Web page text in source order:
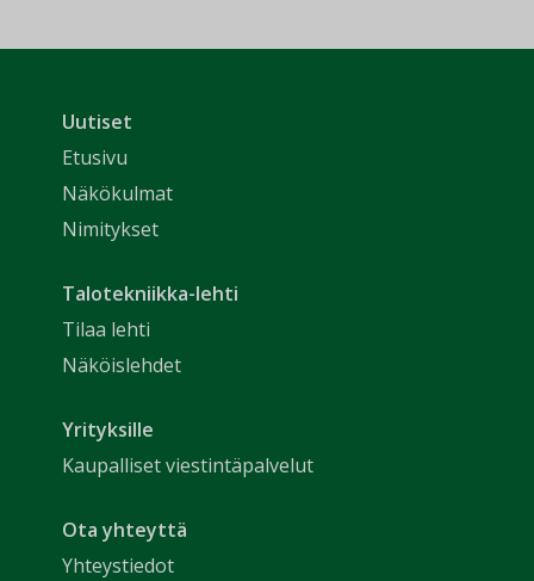
Uutiset
Etusivu
Näkökulmat
Nimitykset
Talotekniikka-lehti
Tilaa lehti
Näköislehdet
Yrityksille
Kaupalliset viestintäpalvelut
Ota yhteyttä
Yhteystiedot